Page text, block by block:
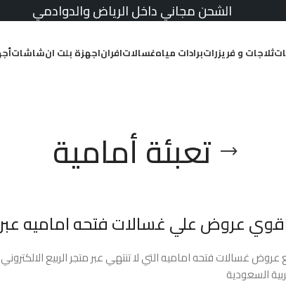
الشحن مجاني داخل الرياض والدوادمي
ثلاجات و فريزراتبرادات مياهغسالاتافراناجهزة بلت انشاشات
تعبئة أمامية
عروض علي غسالات فتحه اماميه عبر
غسالات فتحه اماميه التي لا تنتهي عبر متجر الربيع
السعودية